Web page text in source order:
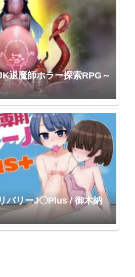
退魔師ホラー探索RPG～
バリーJ〇Plus / 御木納